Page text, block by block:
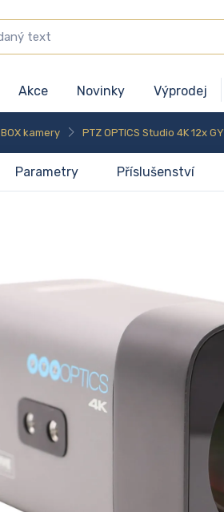
Akce Novinky Výprodej
BOX kamery PTZ OPTICS Studio 4K 12x GY
Parametry Příslušenství